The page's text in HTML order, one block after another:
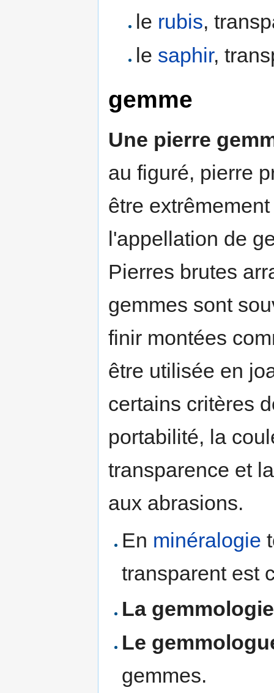
le rubis,
le saphir,
gemme
Une pierre
au figuré, pierre
être
l'appellation de
Pierres brutes
gemmes sont
finir montées
être utilisée en
certains critères
portabilité, la
transparence et
aux abrasions.
En minéralogie
transparent est
La gemmologie
Le
gemmes.